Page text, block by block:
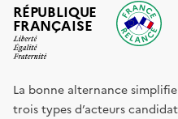
RÉPUBLIQUE
FRANÇAISE
La bonne alternance
trois types d’acteurs